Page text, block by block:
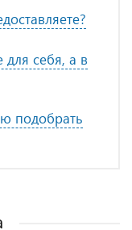
для себя, а в
подобрать